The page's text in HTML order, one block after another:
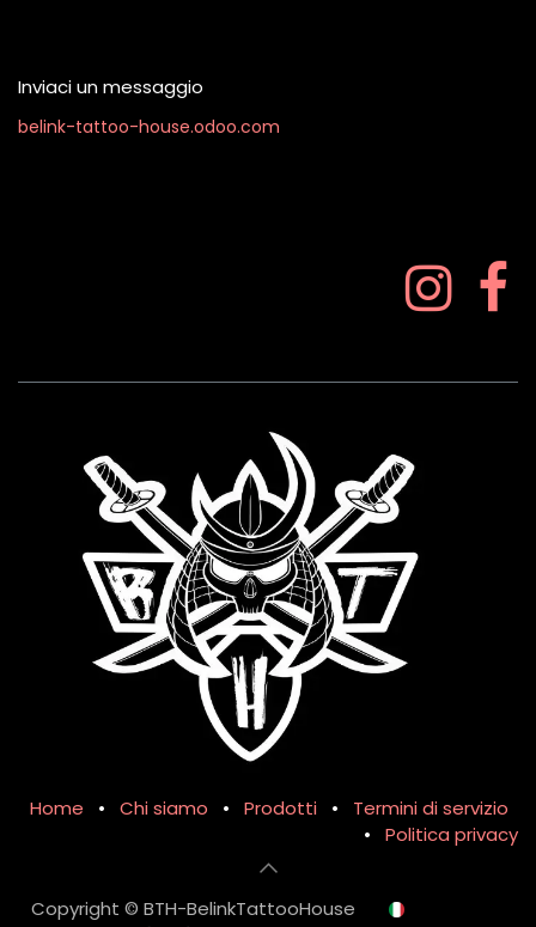
Inviaci un messaggio
belink-tattoo-house.odoo.com
Home • Chi siamo • Prodotti •
Termini di servizio
•
Politica privacy
Copyright © BTH-BelinkTattooHouse